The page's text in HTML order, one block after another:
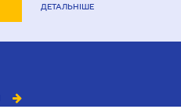
ДЕТАЛЬНІШЕ